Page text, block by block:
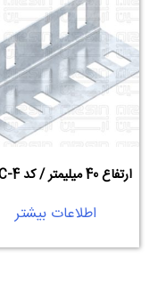
ارتفاع 40 میلیمتر / کد OSC-4
اطلاعات بیشتر